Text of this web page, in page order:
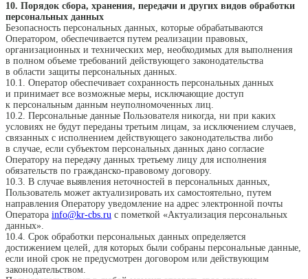
10. Порядок сбора, хранения, передачи и других видов обработки
персональных данных
Безопасность персональных данных, которые обрабатываются
Оператором, обеспечивается путем реализации правовых,
организационных и технических мер, необходимых для выполнения
в полном объеме требований действующего законодательства
в области защиты персональных данных.
10.1. Оператор обеспечивает сохранность персональных данных
и принимает все возможные меры, исключающие доступ
к персональным данным неуполномоченных лиц.
10.2. Персональные данные Пользователя никогда, ни при каких
условиях не будут переданы третьим лицам, за исключением случаев,
связанных с исполнением действующего законодательства либо
в случае, если субъектом персональных данных дано согласие
Оператору на передачу данных третьему лицу для исполнения
обязательств по гражданско-правовому договору.
10.3. В случае выявления неточностей в персональных данных,
Пользователь может актуализировать их самостоятельно, путем
направления Оператору уведомление на адрес электронной почты
Оператора info@kr-cbs.ru с пометкой «Актуализация персональных
данных».
10.4. Срок обработки персональных данных определяется
достижением целей, для которых были собраны персональные данные,
если иной срок не предусмотрен договором или действующим
законодательством.